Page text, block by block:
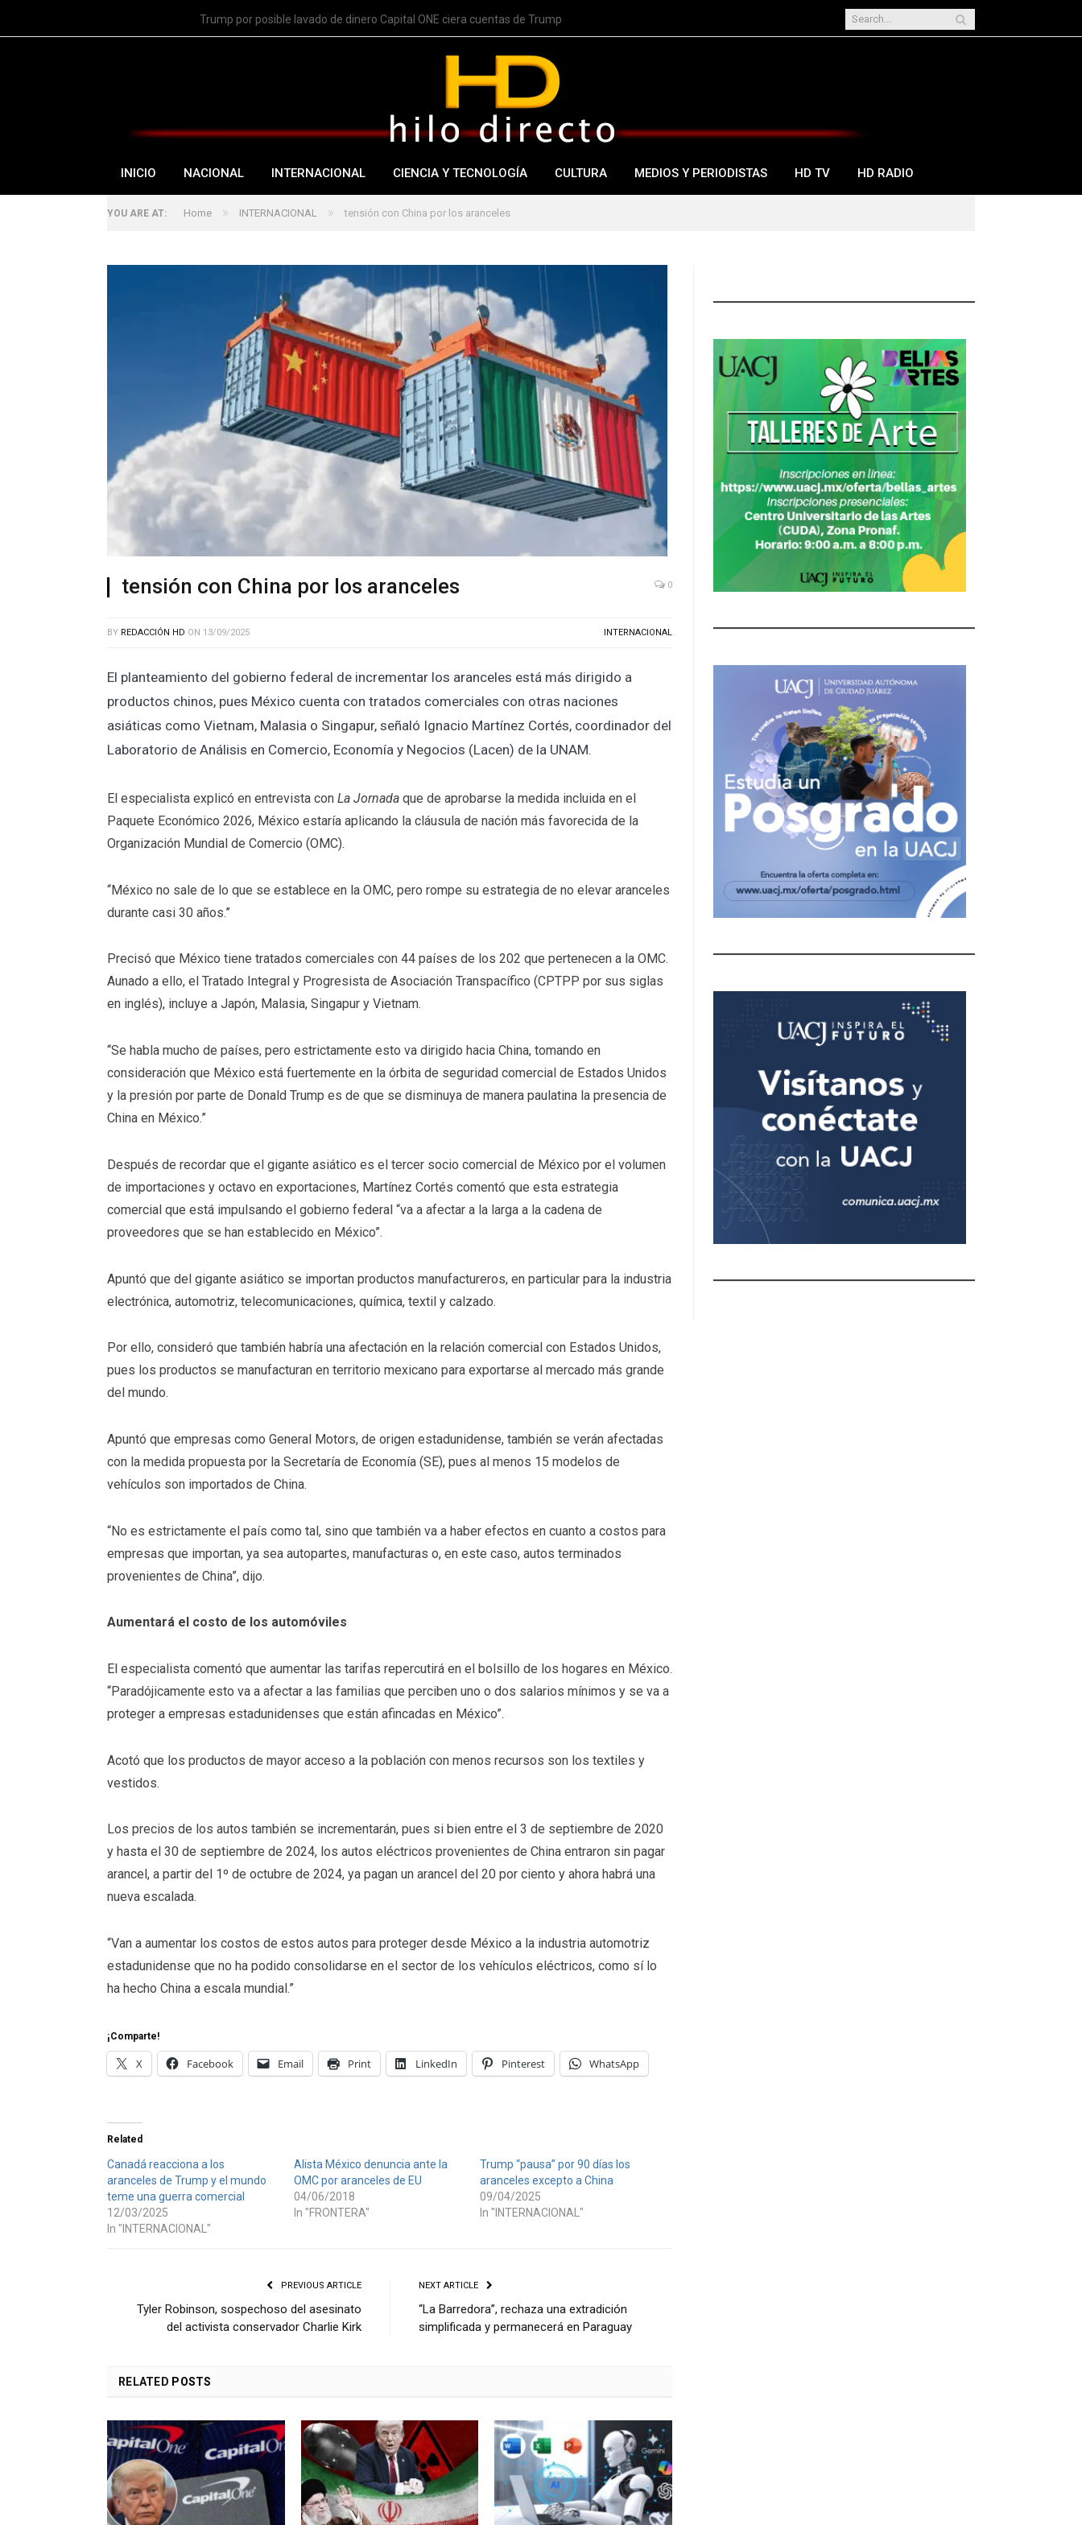
Trump por posible lavado de dinero Capital ONE ciera cuentas de Trump
INICIO NACIONAL INTERNACIONAL CIENCIA Y TECNOLOGÍA CULTURA MEDIOS Y PERIODISTAS HD TV HD RADIO
YOU ARE AT: Home » INTERNACIONAL » tensión con China por los aranceles
tensión con China por los aranceles 0
BY REDACCIÓN HD ON 13/09/2025 INTERNACIONAL
El planteamiento del gobierno federal de incrementar los aranceles está más dirigido a
productos chinos, pues México cuenta con tratados comerciales con otras naciones
asiáticas como Vietnam, Malasia o Singapur, señaló Ignacio Martínez Cortés, coordinador del
Laboratorio de Análisis en Comercio, Economía y Negocios (Lacen) de la UNAM.
El especialista explicó en entrevista con La Jornada que de aprobarse la medida incluida en el
Paquete Económico 2026, México estaría aplicando la cláusula de nación más favorecida de la
Organización Mundial de Comercio (OMC).
“México no sale de lo que se establece en la OMC, pero rompe su estrategia de no elevar aranceles
durante casi 30 años.”
Precisó que México tiene tratados comerciales con 44 países de los 202 que pertenecen a la OMC.
Aunado a ello, el Tratado Integral y Progresista de Asociación Transpacífico (CPTPP por sus siglas
en inglés), incluye a Japón, Malasia, Singapur y Vietnam.
“Se habla mucho de países, pero estrictamente esto va dirigido hacia China, tomando en
consideración que México está fuertemente en la órbita de seguridad comercial de Estados Unidos
y la presión por parte de Donald Trump es de que se disminuya de manera paulatina la presencia de
China en México.”
Después de recordar que el gigante asiático es el tercer socio comercial de México por el volumen
de importaciones y octavo en exportaciones, Martínez Cortés comentó que esta estrategia
comercial que está impulsando el gobierno federal “va a afectar a la larga a la cadena de
proveedores que se han establecido en México”.
Apuntó que del gigante asiático se importan productos manufactureros, en particular para la industria
electrónica, automotriz, telecomunicaciones, química, textil y calzado.
Por ello, consideró que también habría una afectación en la relación comercial con Estados Unidos,
pues los productos se manufacturan en territorio mexicano para exportarse al mercado más grande
del mundo.
Apuntó que empresas como General Motors, de origen estadunidense, también se verán afectadas
con la medida propuesta por la Secretaría de Economía (SE), pues al menos 15 modelos de
vehículos son importados de China.
“No es estrictamente el país como tal, sino que también va a haber efectos en cuanto a costos para
empresas que importan, ya sea autopartes, manufacturas o, en este caso, autos terminados
provenientes de China”, dijo.
Aumentará el costo de los automóviles
El especialista comentó que aumentar las tarifas repercutirá en el bolsillo de los hogares en México.
“Paradójicamente esto va a afectar a las familias que perciben uno o dos salarios mínimos y se va a
proteger a empresas estadunidenses que están afincadas en México”.
Acotó que los productos de mayor acceso a la población con menos recursos son los textiles y
vestidos.
Los precios de los autos también se incrementarán, pues si bien entre el 3 de septiembre de 2020
y hasta el 30 de septiembre de 2024, los autos eléctricos provenientes de China entraron sin pagar
arancel, a partir del 1º de octubre de 2024, ya pagan un arancel del 20 por ciento y ahora habrá una
nueva escalada.
“Van a aumentar los costos de estos autos para proteger desde México a la industria automotriz
estadunidense que no ha podido consolidarse en el sector de los vehículos eléctricos, como sí lo
ha hecho China a escala mundial.”
¡Comparte!
X Facebook Email Print LinkedIn Pinterest WhatsApp
Related
Canadá reacciona a los
aranceles de Trump y el mundo
teme una guerra comercial
12/03/2025
In "INTERNACIONAL"
Alista México denuncia ante la
OMC por aranceles de EU
04/06/2018
In "FRONTERA"
Trump “pausa” por 90 días los
aranceles excepto a China
09/04/2025
In "INTERNACIONAL"
PREVIOUS ARTICLE
Tyler Robinson, sospechoso del asesinato
del activista conservador Charlie Kirk
NEXT ARTICLE
“La Barredora”, rechaza una extradición
simplificada y permanecerá en Paraguay
RELATED POSTS